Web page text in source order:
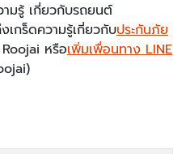
ามรู้ เกี่ยวกับรถยนต์
เกร็ดความรู้เกี่ยวกับประกันภัย
หรือเพิ่มเพื่อนทาง LINE